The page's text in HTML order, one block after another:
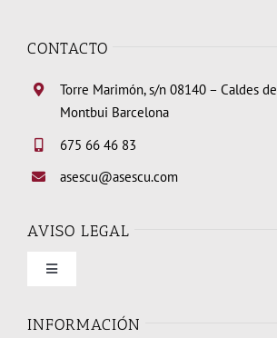
CONTACTO
Torre Marimón, s/n 08140 – Caldes de
Montbui Barcelona
675 66 46 83
asescu@asescu.com
AVISO LEGAL
Toggle
Condiciones de uso
INFORMACIÓN